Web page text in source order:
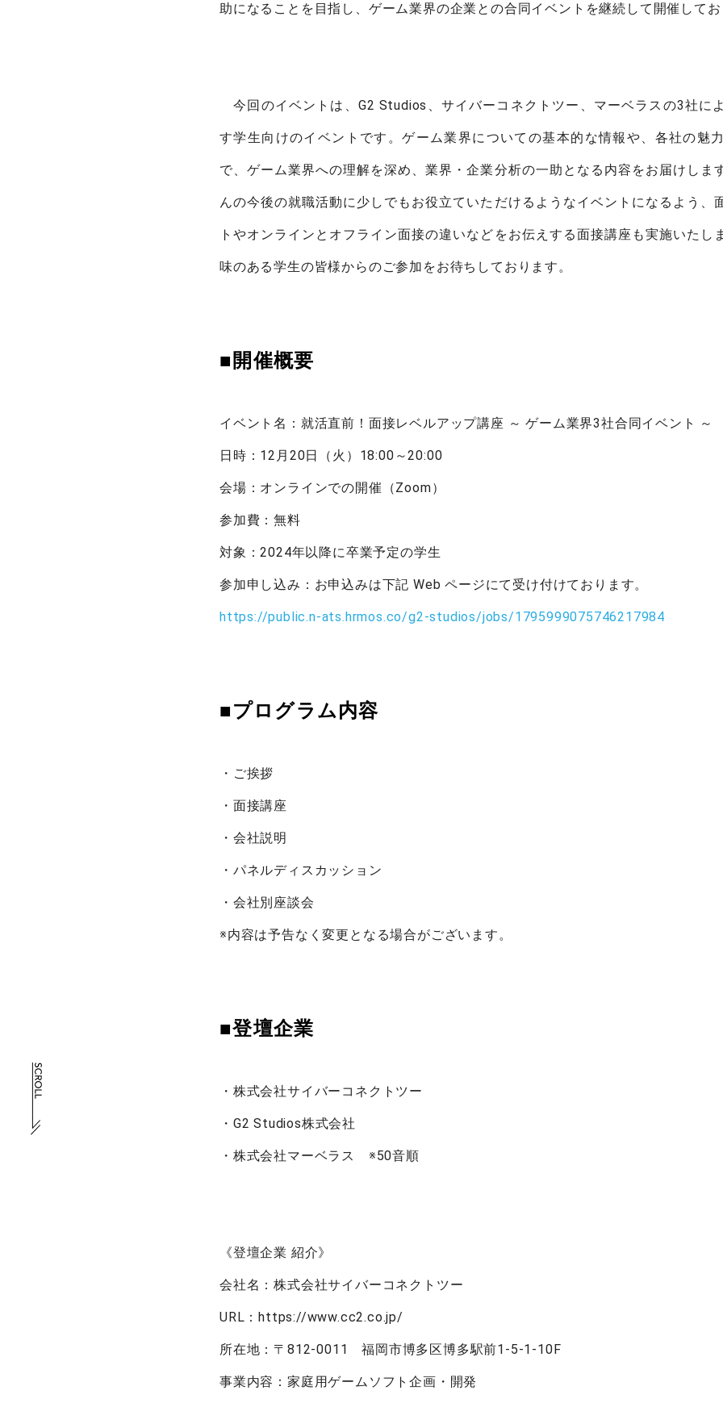
助になることを目指し、ゲーム業界の企業との合同イベントを継続して開催してお
今回のイベントは、G2 Studios、サイバーコネクトツー、マーベラスの3社に
す学生向けのイベントです。ゲーム業界についての基本的な情報や、各社の魅
で、ゲーム業界への理解を深め、業界・企業分析の一助となる内容をお届けしま
んの今後の就職活動に少しでもお役立ていただけるようなイベントになるよう、
トやオンラインとオフライン面接の違いなどをお伝えする面接講座も実施いたし
味のある学生の皆様からのご参加をお待ちしております。
■開催概
イベント名： 就活直前！面接レベルアップ講座 ～ ゲーム業界3社合同イベント ～
日時：12月20日（火）18:00～20:00
会場：オンラインでの開催（Zoom）
参加費：無料
対象：2024年以降に卒業予定の学生
参加申し込み：お申込みは下記 Web ページにて受け付けております。
https://public.n-ats.hrmos.co/g2-studios/jobs/1795999075746217984
■プログラム
・ご挨拶
・面接講座
・会社説明
・パネルディスカッション
・会社別座談会
※内容は予告なく変更となる場合がございます。
■登壇企
・株式会社サイバーコネクトツー
・G2 Studios株式会社
・株式会社マーベラス ※50音順
《登壇企業 紹介》
会社名：株式会社サイバーコネクトツー
URL：https://www.cc2.co.jp/
所在地：〒812-0011 福岡市博多区博多駅前1-5-1-10F
事業内容：家庭用ゲームソフト企画・開発